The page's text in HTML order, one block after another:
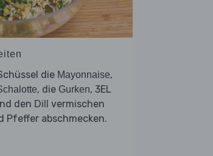
die Mayonnaise,
, die Gurken, 3EL
den Dill
vermischen
Pfeffer abschmecken.